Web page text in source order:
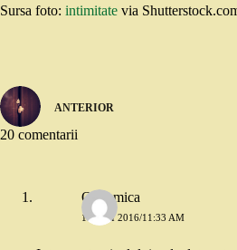
Sursa foto: intimitate via
ANTERIOR
20 comentarii
O mamica
10 MAI 2016/11:33 AM